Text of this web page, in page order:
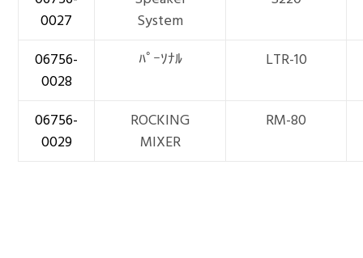
0027
System
06756-
0028
ﾊﾟｰｿﾅﾙ LTR-10
06756-
0029
ROCKING
MIXER
RM-80